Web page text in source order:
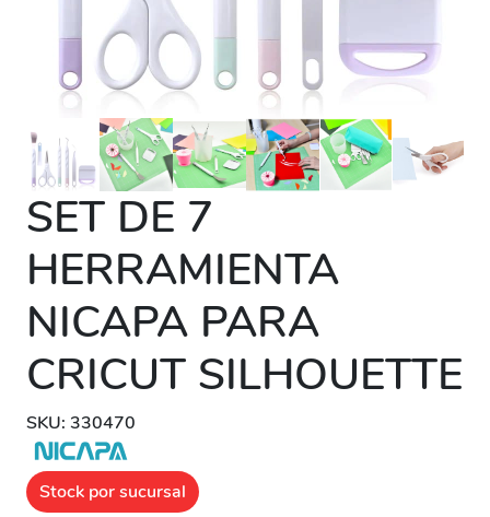
SET DE 7
HERRAMIENTA
NICAPA PARA
CRICUT SILHOUETTE
SKU: 330470
Stock por sucursal